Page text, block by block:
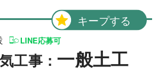
キープする
LINE応募可
工事： 一般土工